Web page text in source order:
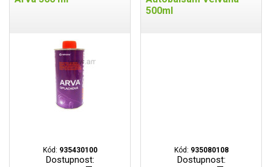
Kód: 935430100
Dostupnost:
500ml
Kód: 935080108
Dostupnost: